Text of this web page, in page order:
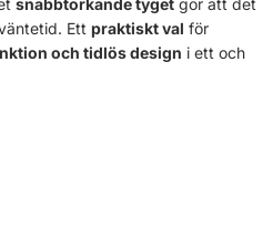
Ett praktiskt val för
och tidlös design i ett och